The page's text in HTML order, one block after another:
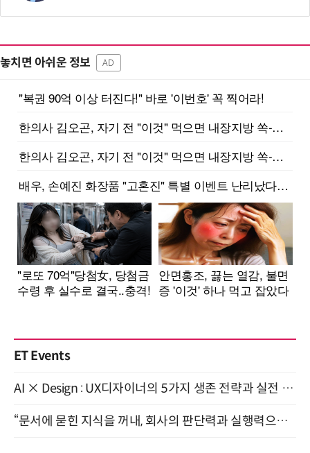
놓치면 아쉬운 정보 AD
ET Events
AI × Design : UX디자이너의 5가지 생존 전략과 실전 대응 8월 28일 개최
“문서에 묻힌 지식을 꺼내, 회사의 판단력과 실행력으로 바꾸다” (8/20)